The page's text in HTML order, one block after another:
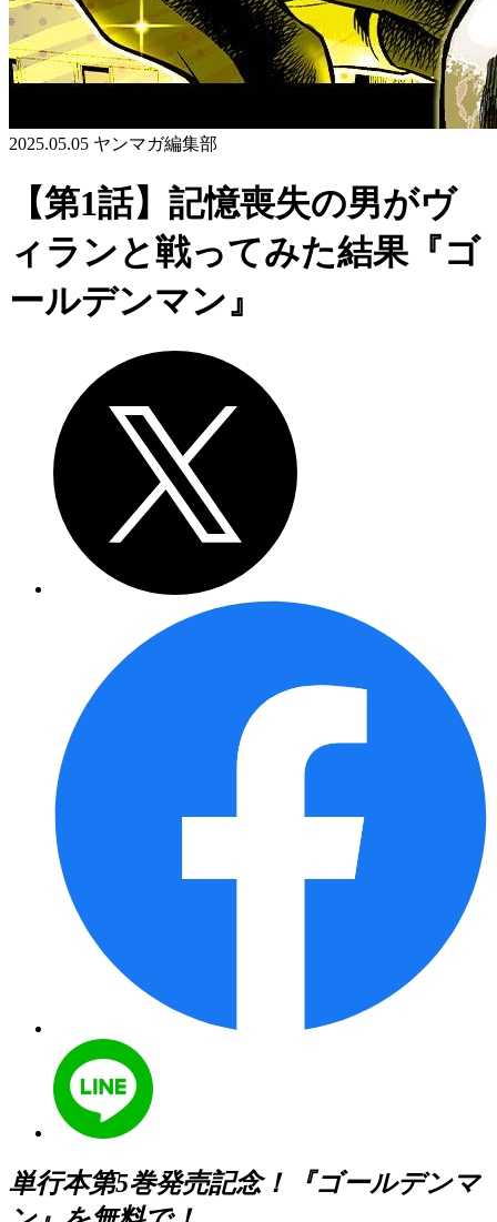
2025.05.05 ヤンマガ編集部
【第1話】記憶喪失の男がヴ
ィランと戦ってみた結果『ゴ
ールデンマン』
単行本第5巻発売記念！『ゴールデンマ